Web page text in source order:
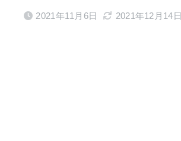
2021年11月6日 2021年12月14日